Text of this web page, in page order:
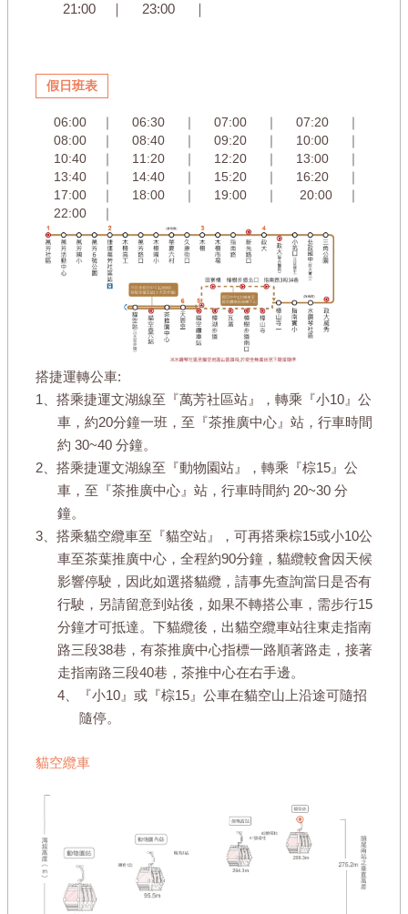
21:00 ｜ 23:00 ｜
假日班表
06:00 ｜ 06:30 ｜ 07:00 ｜ 07:20 ｜
08:00 ｜ 08:40 ｜ 09:20 ｜ 10:00 ｜
10:40 ｜ 11:20 ｜ 12:20 ｜ 13:00 ｜
13:40 ｜ 14:40 ｜ 15:20 ｜ 16:20 ｜
17:00 ｜ 18:00 ｜
19:00 ｜
20:00 ｜
22:00 ｜
搭捷運轉公車:
1、搭乘捷運文湖線至『萬芳社區站』，轉乘『小10』公
車，約20分鐘一班，至『茶推廣中心』站，行車時間
約 30~40 分鐘。
2、搭乘捷運文湖線至『動物園站』，轉乘『棕15』公
車，至『茶推廣中心』站，行車時間約 20~30 分
鐘。
3、搭乘貓空纜車至『貓空站』，可再搭乘棕15或小10公
車至茶葉推廣中心，全程約90分鐘，貓纜較會因天候
影響停駛，因此如選搭貓纜，請事先查詢當日是否有
行駛，另請留意到站後，如果不轉搭公車，需步行15
分鐘才可抵達。下貓纜後，出貓空纜車站往東走指南
路三段38巷，有茶推廣中心指標一路順著路走，接著
走指南路三段40巷，茶推中心在右手邊。
4、『小10』或『棕15』公車在貓空山上沿途可隨招
隨停。
貓空纜車